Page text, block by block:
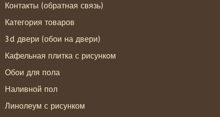
Контакты (обратная связь)
Категория товаров
3d двери (обои на двери)
Кафельная плитка с рисунком
Обои для пола
Наливной пол
Линолеум с рисунком